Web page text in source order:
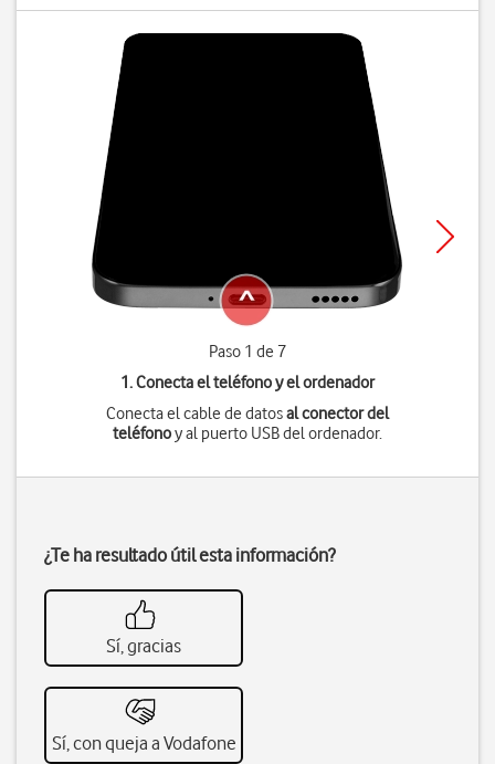
Paso 1 de 7
1. Conecta el teléfono y el ordenador
Conecta el cable de datosal conector del
teléfonoy al puerto USB del ordenador.
¿Te ha resultado útil esta información?
Sí, gracias
Sí, con queja a Vodafone